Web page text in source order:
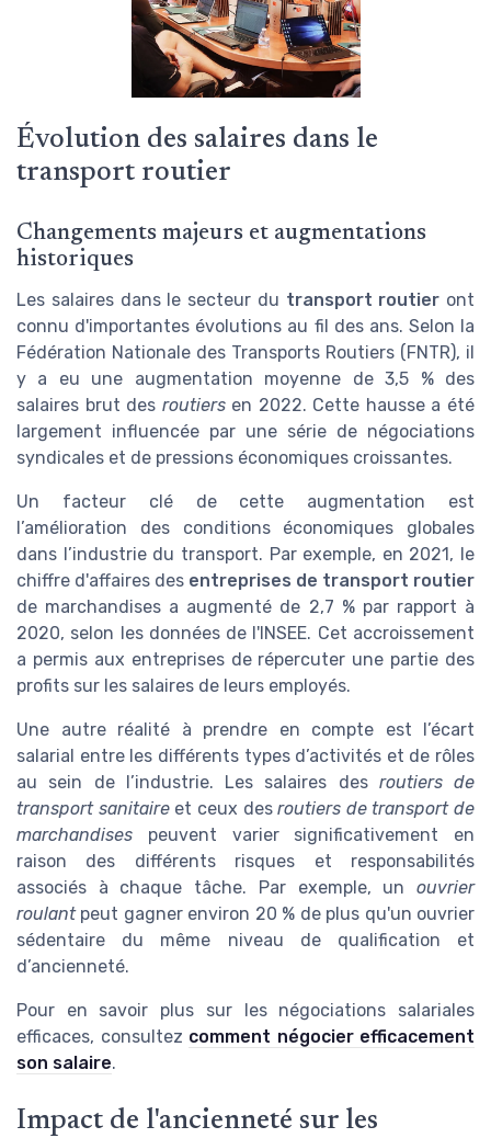
Évolution des salaires dans le
transport routier
Changements majeurs et augmentations
historiques
Les salaires dans le secteur du transport routier ont
connu d'importantes évolutions au fil des ans. Selon la
Fédération Nationale des Transports Routiers (FNTR), il
y a eu une augmentation moyenne de 3,5 % des
salaires brut des routiersen 2022. Cette hausse a été
largement influencée par une série de négociations
syndicales et de pressions économiques croissantes.
Un facteur clé de cette augmentation est
l’amélioration des conditions économiques globales
dans l’industrie du transport. Par exemple, en 2021, le
chiffre d'affaires des entreprises de transport routier
de marchandises a augmenté de 2,7 % par rapport à
2020, selon les données de l'INSEE. Cet accroissement
a permis aux entreprises de répercuter une partie des
profits sur les salaires de leurs employés.
Une autre réalité à prendre en compte est l’écart
salarial entre les différents types d’activités et de rôles
au sein de l’industrie. Les salaires des routiers de
transport sanitaireet ceux desroutiers de transport de
marchandises peuvent varier significativement en
raison des différents risques et responsabilités
associés à chaque tâche. Par exemple, un ouvrier
roulantpeut gagner environ 20 % de plus qu'un ouvrier
sédentaire du même niveau de qualification et
d’ancienneté.
Pour en savoir plus sur les négociations salariales
efficaces, consultez comment négocier efficacement
son salaire.
Impact de l'ancienneté sur les